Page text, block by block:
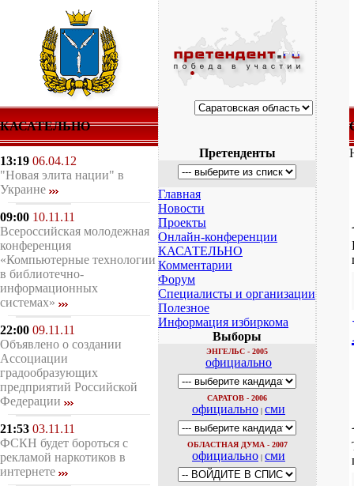
КАСАТЕЛЬНО
13:19 06.04.12
"Новая элита нации" в
Украине
09:00 10.11.11
Всероссийская молодежная
конференция
«Компьютерные технологии
в библиотечно-
информационных
системах»
22:00 09.11.11
Объявлено о создании
Ассоциации
градообразующих
предприятий Российской
Федерации
21:53 03.11.11
ФСКН будет бороться с
рекламой наркотиков в
интернете
Претенденты
Главная
Новости
Проекты
Онлайн-конференции
КАСАТЕЛЬНО
Комментарии
Форум
Специалисты и организации
Полезное
Информация избиркома
Выборы
ЭНГЕЛЬС - 2005
официально
САРАТОВ - 2006
официально | сми
ОБЛАСТНАЯ ДУМА - 2007
официально | сми